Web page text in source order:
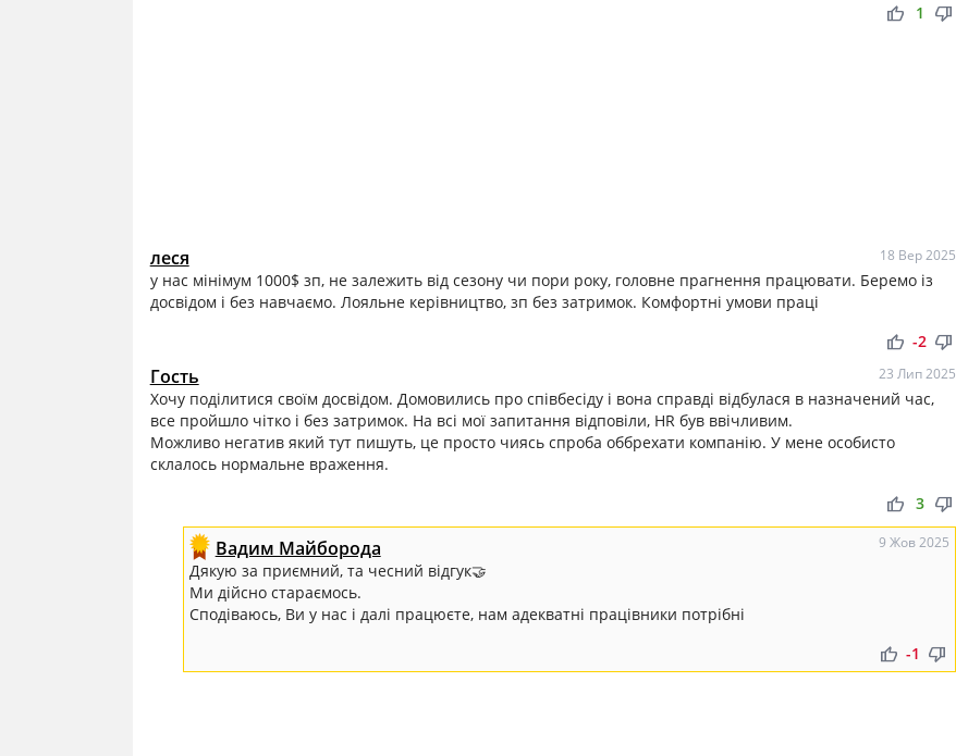
thumb_up thumb_down
1
леся 18 Вер 2025
у нас мінімум 1000$ зп, не залежить від сезону чи пори року, головне прагнення працювати. Беремо із
досвідом і без навчаємо. Лояльне керівництво, зп без затримок. Комфортні умови праці
thumb_up thumb_down
-2
Гость 23 Лип 2025
Хочу поділитися своїм досвідом. Домовились про співбесіду і вона справді відбулася в назначений час,
все пройшло чітко і без затримок. На всі мої запитання відповіли, HR був ввічливим.
Можливо негатив який тут пишуть, це просто чиясь спроба оббрехати компанію. У мене особисто
склалось нормальне враження.
thumb_up thumb_down
3
Вадим Майборода 9 Жов 2025
Дякую за приємний, та чесний відгук🤝
Ми дійсно стараємось.
Сподіваюсь, Ви у нас і далі працюєте, нам адекватні працівники потрібні
thumb_up thumb_down
-1